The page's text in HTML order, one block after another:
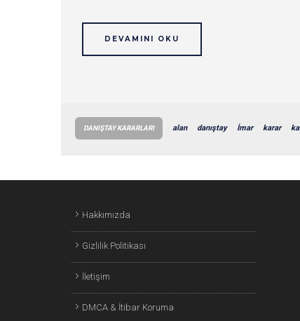
DEVAMINI OKU
DANIŞTAY KARARLARI alan danıştay İmar karar
Hakkımızda
Gizlilik Politikası
İletişim
DMCA & İtibar Koruma